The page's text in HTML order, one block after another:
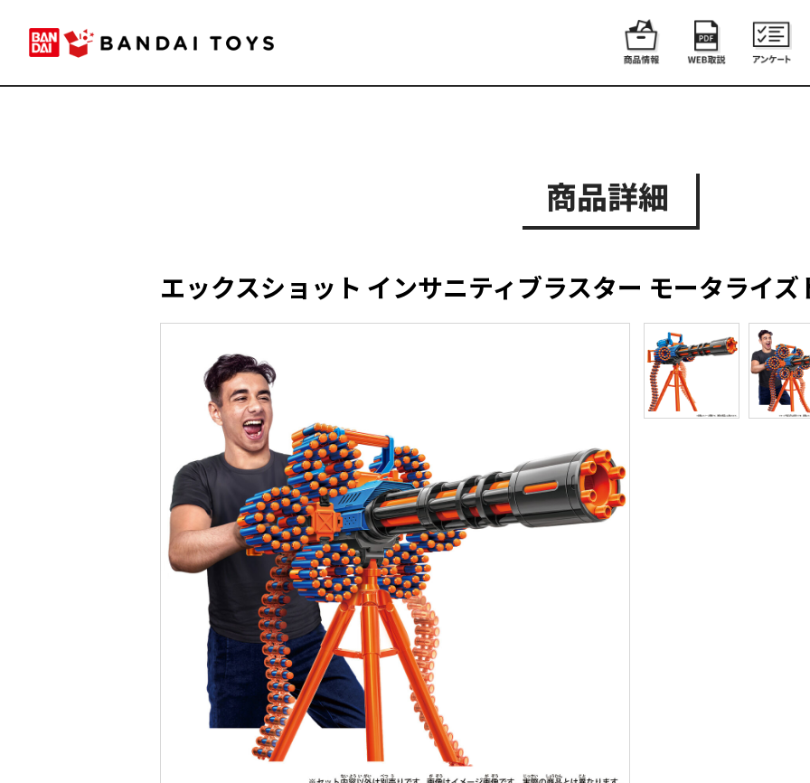
商品詳細
エックスショット インサニティブラスター モータライ